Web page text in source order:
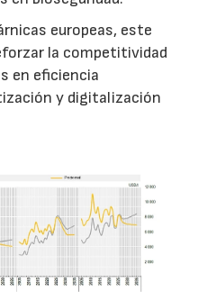
europeas, este
la competitividad
en eficiencia
y digitalización